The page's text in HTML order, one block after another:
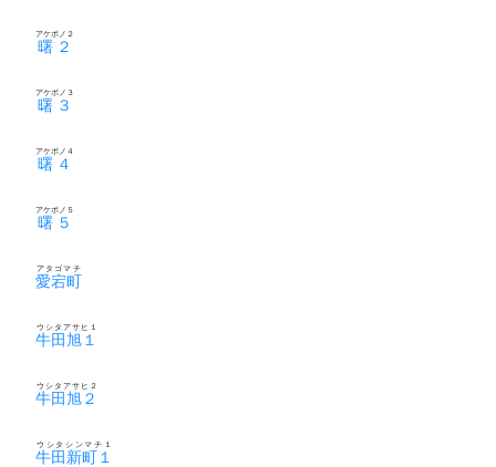
曙２
アケボノ２
曙３
アケボノ３
曙４
アケボノ４
曙５
アケボノ５
愛宕町
アタゴマチ
牛田旭１
ウシタアサヒ１
牛田旭２
ウシタアサヒ２
牛田新町１
ウシタシンマチ１